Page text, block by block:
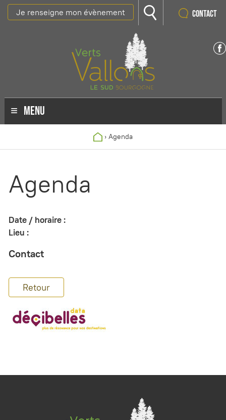
Je renseigne mon évènement Contact
MENU
› Agenda
Agenda
Date / horaire :
Lieu :
Contact
Retour